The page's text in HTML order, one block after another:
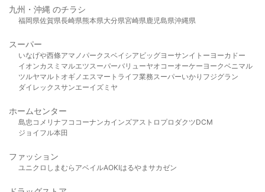
九州・沖縄 のチラシ
福岡県佐賀県長崎県熊本県大分県宮崎県鹿児島県沖縄県
スーパー
いなげや西條アマノパークスベイシア ビッグヨーサンイトーヨーカドー
イオンカスミ マルエツスーパーバリューヤオコーオーケー ヨークベニマル
ツルヤマルト オギノ エスマート ライフ業務スーパーいかり フジグラン
ダイレックスサンエーイズミヤ
ホームセンター
島忠 コメリ ナフコ コーナンカインズアストロプロダクツDCM
ジョイフル本田
ファッション
ユニクロ しまむら アベイルAOKIはるやま サカゼン